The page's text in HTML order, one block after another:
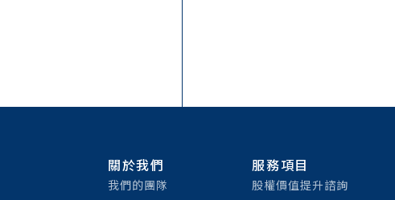
關於我們
我們的團隊
服務項目
股權價值提升諮詢